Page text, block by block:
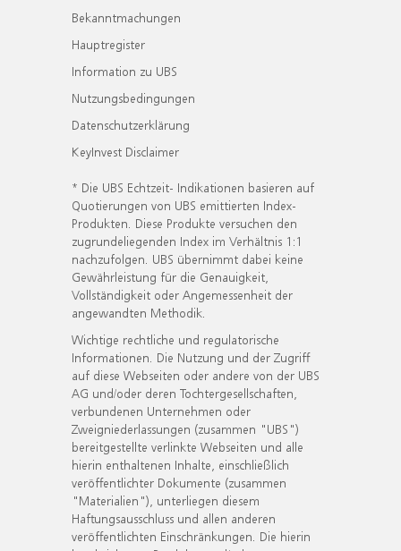
Bekanntmachungen
Hauptregister
Information zu UBS
Nutzungsbedingungen
Datenschutzerklärung
KeyInvest Disclaimer
* Die UBS Echtzeit- Indikationen basieren auf
Quotierungen von UBS emittierten Index-
Produkten. Diese Produkte versuchen den
zugrundeliegenden Index im Verhältnis 1:1
nachzufolgen. UBS übernimmt dabei keine
Gewährleistung für die Genauigkeit,
Vollständigkeit oder Angemessenheit der
angewandten Methodik.
Wichtige rechtliche und regulatorische
Informationen. Die Nutzung und der Zugriff
auf diese Webseiten oder andere von der UBS
AG und/oder deren Tochtergesellschaften,
verbundenen Unternehmen oder
Zweigniederlassungen (zusammen "UBS")
bereitgestellte verlinkte Webseiten und alle
hierin enthaltenen Inhalte, einschließlich
veröffentlichter Dokumente (zusammen
"Materialien"), unterliegen diesem
Haftungsausschluss und allen anderen
veröffentlichten Einschränkungen. Die hierin